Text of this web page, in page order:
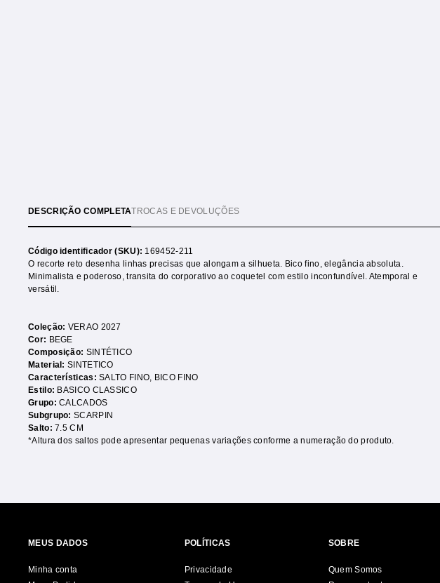
DESCRIÇÃO COMPLETATROCAS E DEVOLUÇÕES
Código identificador (SKU): 169452-211
O recorte reto desenha linhas precisas que alongam a silhueta. Bico fino, elegância absoluta.
Minimalista e poderoso, transita do corporativo ao coquetel com estilo inconfundível. Atemporal e
versátil.
Coleção: VERAO 2027
Cor: BEGE
Composição: SINTÉTICO
Material: SINTETICO
Características:SALTO FINO, BICO FINO
Estilo: BASICO CLASSICO
Grupo:CALCADOS
Subgrupo: SCARPIN
Salto:7.5 CM
*Altura dos saltos pode apresentar pequenas variações conforme a numeração do produto.
MEUS DADOS
Minha conta
POLÍTICAS
Privacidade
SOBRE
Quem Somos